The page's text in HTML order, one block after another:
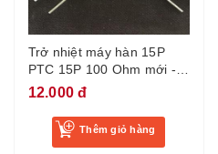
Trở nhiệt máy hàn 15P
PTC 15P 100 Ohm mới -
BF3
12.000 đ
Thêm giỏ hàng